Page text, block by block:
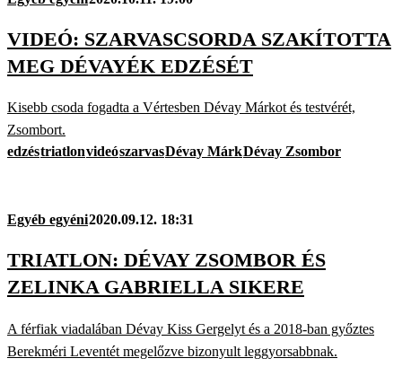
VIDEÓ: SZARVASCSORDA SZAKÍTOTTA
MEG DÉVAYÉK EDZÉSÉT
Kisebb csoda fogadta a Vértesben Dévay Márkot és testvérét,
Zsombort.
edzéstriatlonvideószarvasDévay MárkDévay Zsombor
Egyéb egyéni2020.09.12. 18:31
TRIATLON: DÉVAY ZSOMBOR ÉS
ZELINKA GABRIELLA SIKERE
A férfiak viadalában Dévay Kiss Gergelyt és a 2018-ban győztes
Berekméri Leventét megelőzve bizonyult leggyorsabbnak.